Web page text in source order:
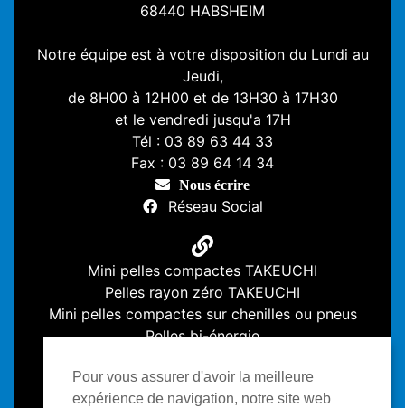
Pour vous assurer d'avoir la meilleure
expérience de navigation, notre site web
68440 HABSHEIM
Notre équipe est à votre disposition du Lundi au
Jeudi,
de 8H00 à 12H00 et de 13H30 à 17H30
et le vendredi jusqu'a 17H
Tél : 03 89 63 44 33
Fax : 03 89 64 14 34
Nous écrire
Réseau Social
Mini pelles compactes TAKEUCHI
Pelles rayon zéro TAKEUCHI
Mini pelles compactes sur chenilles ou pneus
Pelles bi-énergie